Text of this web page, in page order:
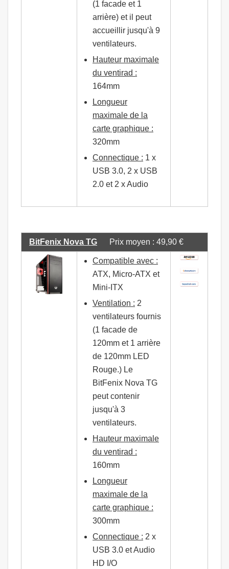
(1 facade et 1
arrière) et il peut
accueillir jusqu'à 9
ventilateurs.
Hauteur maximale
du ventirad :
164mm
Longueur
maximale de la
carte graphique :
320mm
Connectique : 1 x
USB 3.0, 2 x USB
2.0 et 2 x Audio
BitFenix Nova TG Prix moyen : 49,90 €
Compatible avec :
ATX, Micro-ATX et
Mini-ITX
Ventilation : 2
ventilateurs fournis
(1 facade de
120mm et 1 arrière
de 120mm LED
Rouge.) Le
BitFenix Nova TG
peut contenir
jusqu'à 3
ventilateurs.
Hauteur maximale
du ventirad :
160mm
Longueur
maximale de la
carte graphique :
300mm
Connectique : 2 x
USB 3.0 et Audio
HD I/O